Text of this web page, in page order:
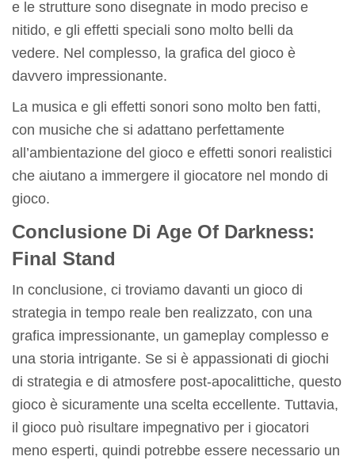
e le strutture sono disegnate in modo preciso e
nitido, e gli effetti speciali sono molto belli da
vedere. Nel complesso, la grafica del gioco è
davvero impressionante.
La musica e gli effetti sonori sono molto ben fatti,
con musiche che si adattano perfettamente
all’ambientazione del gioco e effetti sonori realistici
che aiutano a immergere il giocatore nel mondo di
gioco.
Conclusione Di Age Of Darkness:
Final Stand
In conclusione, ci troviamo davanti un gioco di
strategia in tempo reale ben realizzato, con una
grafica impressionante, un gameplay complesso e
una storia intrigante. Se si è appassionati di giochi
di strategia e di atmosfere post-apocalittiche, questo
gioco è sicuramente una scelta eccellente. Tuttavia,
il gioco può risultare impegnativo per i giocatori
meno esperti, quindi potrebbe essere necessario un